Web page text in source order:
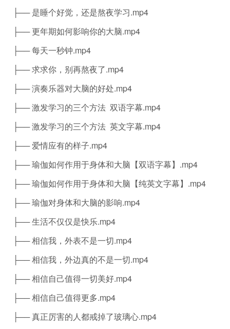
├── 是睡个好觉，还是熬夜学习.mp4
├── 更年期如何影响你的大脑.mp4
├── 每天一秒钟.mp4
├── 求求你，别再熬夜了.mp4
├── 演奏乐器对大脑的好处.mp4
├── 激发学习的三个方法 双语字幕.mp4
├── 激发学习的三个方法 英文字幕.mp4
├── 爱情应有的样子.mp4
├── 瑜伽如何作用于身体和大脑【双语字幕】.mp4
├── 瑜伽如何作用于身体和大脑【纯英文字幕】.mp4
├── 瑜伽对身体和大脑的影响.mp4
├── 生活不仅仅是快乐.mp4
├── 相信我，外表不是一切.mp4
├── 相信我，外边真的不是一切.mp4
├── 相信自己值得一切美好.mp4
├── 相信自己值得更多.mp4
├── 真正厉害的人都戒掉了玻璃心.mp4